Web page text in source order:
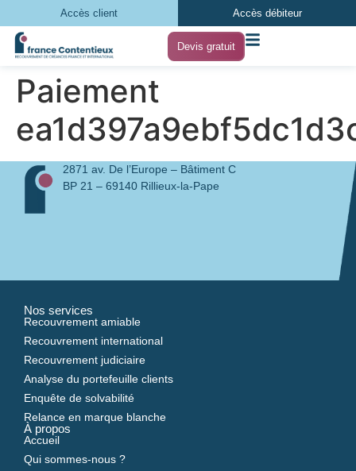
Accès client Accès débiteur
Devis gratuit
Paiement
2871 av. De l’Europe – Bâtiment C
BP 21 – 69140 Rillieux-la-Pape
Nos services
Recouvrement amiable
Recouvrement international
Recouvrement judiciaire
Analyse du portefeuille clients
Enquête de solvabilité
Relance en marque blanche
À propos
Accueil
Qui sommes-nous ?